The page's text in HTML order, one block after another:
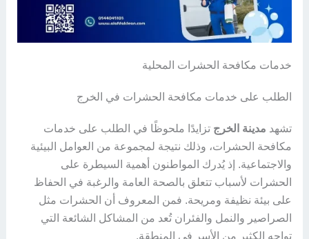
خدمات مكافحة الحشرات المحلية
الطلب على خدمات مكافحة الحشرات في الخرج
تشهد مدينة الخرج تزايدًا ملحوظًا في الطلب على خدمات
مكافحة الحشرات، وذلك نتيجة لمجموعة من العوامل البيئية
والاجتماعية. إذ يُدرك المواطنون أهمية السيطرة على
الحشرات لأسباب تتعلق بالصحة العامة والرغبة في الحفاظ
على بيئة نظيفة ومريحة. فمن المعروف أن الحشرات مثل
الصراصير والنمل والفئران تُعد من المشاكل الشائعة التي
تواجه الكثير من الأسر في المنطقة.